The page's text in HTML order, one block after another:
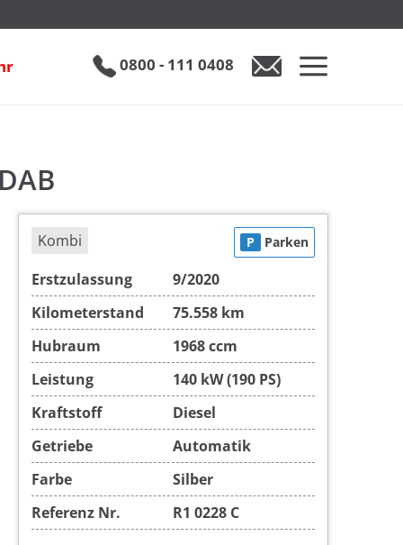
0800 - 111 0408
Kombi P Parken
Erstzulassung
9/2020
Kilometerstand
75.558 km
Hubraum
1968 ccm
Leistung
140 kW (190 PS)
Kraftstoff
Diesel
Getriebe
Automatik
Farbe
Silber
Referenz Nr.
R1 0228 C